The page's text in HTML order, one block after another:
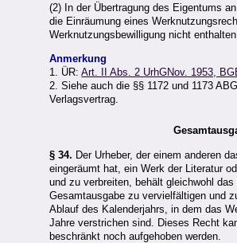
(2) In der Übertragung des Eigentums
die Einräumung eines
Werknutzungsbewilligung nicht enthalten.
Anmerkung
1. ÜR:Art. II Abs. 2 UrhGNov. 1953,
2. Siehe auch die §§ 1172 und 1173
Verlagsvertrag.
§ 34. Der Urheber, der einem anderen
eingeräumt hat, ein Werk der Literatur
und zu verbreiten, behält gleichwohl
Gesamtausgabe zu vervielfältigen und
Ablauf des Kalenderjahrs, in dem das
Jahre verstrichen sind. Dieses Recht
beschränkt noch aufgehoben werden.